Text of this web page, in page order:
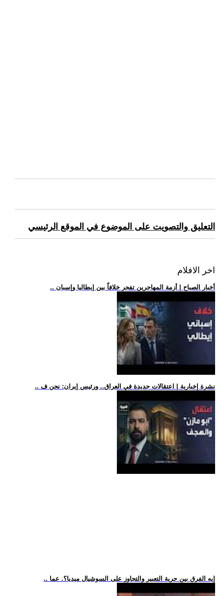
التعليق والتصويت على الموضوع في الموقع الرئيسي
اخر الافلام
.. أخبار الصباح | أزمة المهاجرين تفجر خلافاً بين إيطاليا وإسبان
.. نشرة إخبارية | اعتقالات جديدة في العراق.. ورئيس إيران: نحن ف
.. إيه الفرق بين حرية التعبير والتجاوز على السوشيال ميديا؟. عما